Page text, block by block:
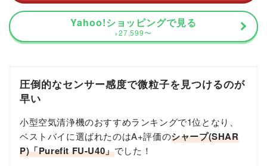
Yahoo!ショッピングで見る
¥ 27,599〜
圧倒的なセンサー感度で微粒子を見つけるのが
早い
小型空気清浄機のおすすめランキングで1位となり、
ベストバイに選ばれたのはA+評価のシャープ(SHAR
P)「Purefit FU-U40」でした！